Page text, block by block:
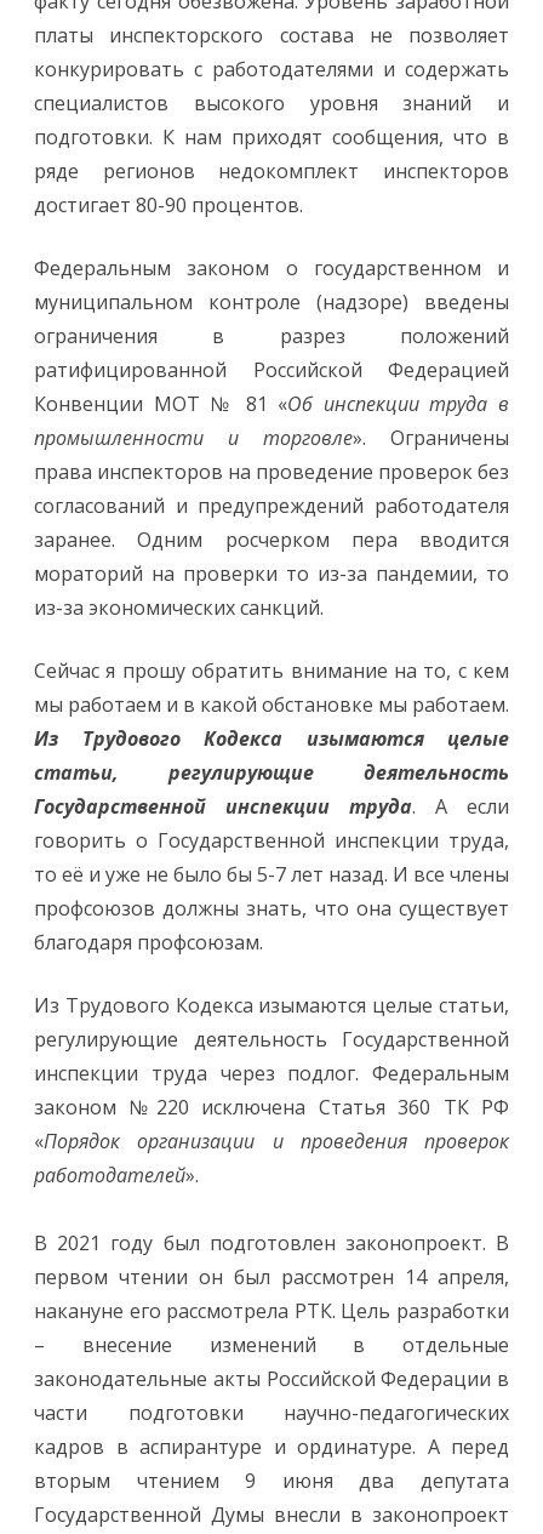
платы инспекторского состава не позволяет
конкурировать с работодателями и содержать
специалистов высокого уровня знаний и
подготовки. К нам приходят сообщения, что в
ряде регионов недокомплект инспекторов
достигает 80-90 процентов.
Федеральным законом о государственном и
муниципальном контроле (надзоре) введены
ограничения в разрез положений
ратифицированной Российской Федерацией
Конвенции МОТ № 81 «Об инспекции труда в
промышленности и торговле». Ограничены
права инспекторов на проведение проверок без
согласований и предупреждений работодателя
заранее. Одним росчерком пера вводится
мораторий на проверки то из-за пандемии, то
из-за экономических санкций.
Сейчас я прошу обратить внимание на то, с кем
мы работаем и в какой обстановке мы работаем.
Из Трудового Кодекса изымаются целые
статьи, регулирующие деятельность
Государственной инспекции труда. А если
говорить о Государственной инспекции труда,
то её и уже не было бы 5-7 лет назад. И все члены
профсоюзов должны знать, что она существует
благодаря профсоюзам.
Из Трудового Кодекса изымаются целые статьи,
регулирующие деятельность Государственной
инспекции труда через подлог. Федеральным
законом №220 исключена Статья 360 ТК РФ
«Порядок организации и проведения проверок
работодателей».
В 2021 году был подготовлен законопроект. В
первом чтении он был рассмотрен 14 апреля,
накануне его рассмотрела РТК. Цель разработки
– внесение изменений в отдельные
законодательные акты Российской Федерации в
части подготовки научно-педагогических
кадров в аспирантуре и ординатуре. А перед
вторым чтением 9 июня два депутата
Государственной Думы внесли в законопроект